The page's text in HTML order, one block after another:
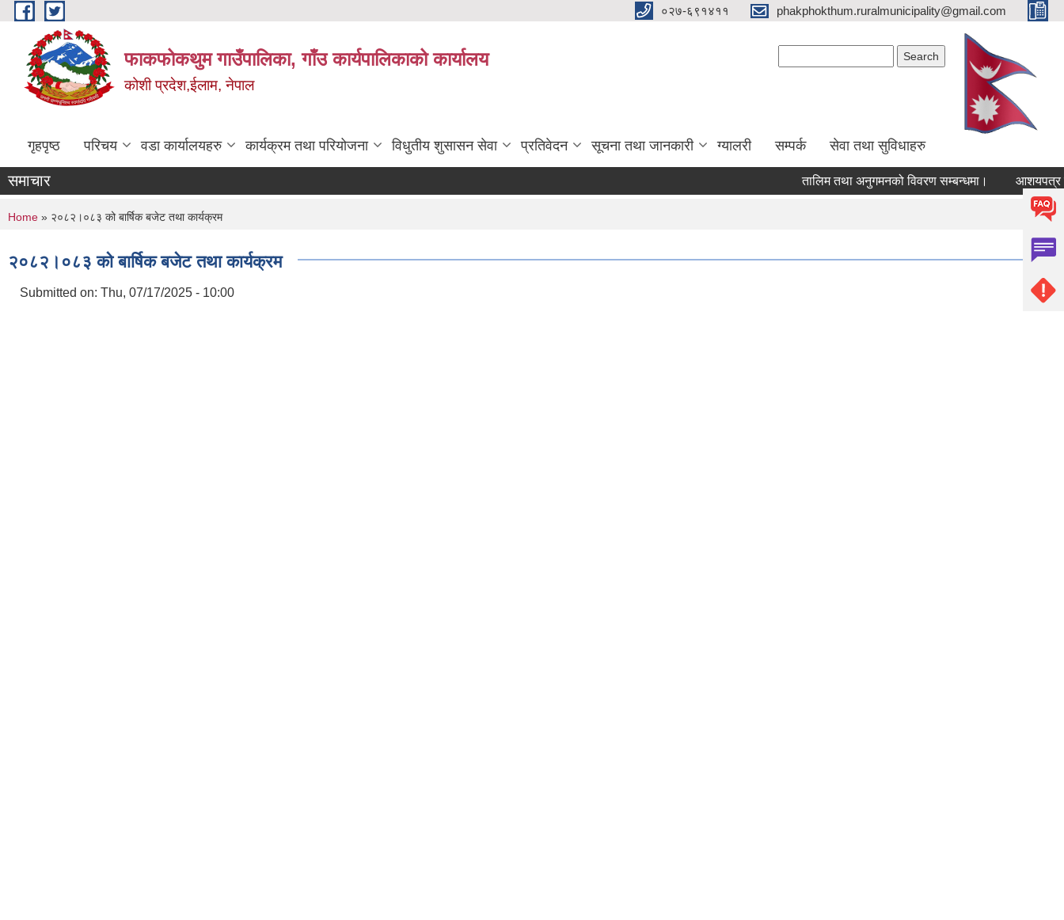
Skip to main content ०२७-६९१४११ phakphokthum.ruralmunicipality@gmail.com
फाकफोकथुम गाउँपालिका, गाँउ कार्यपालिकाको कार्यालय
कोशी प्रदेश,ईलाम, नेपाल
गृहपृष्ठ परिचय वडा कार्यालयहरु कार्यक्रम तथा परियोजना विधुतीय शुसासन सेवा प्रतिवेदन सूचना तथा जानकारी ग्यालरी सम्पर्क सेवा तथा सुविधाहरु
समाचार तालिम तथा अनुगमनको विवरण सम्बन्धमा। आशयपत्र
You are here
Home » २०८२।०८३ को बार्षिक बजेट तथा कार्यक्रम
२०८२।०८३ को बार्षिक बजेट तथा कार्यक्रम
Submitted on: Thu, 07/17/2025 - 10:00